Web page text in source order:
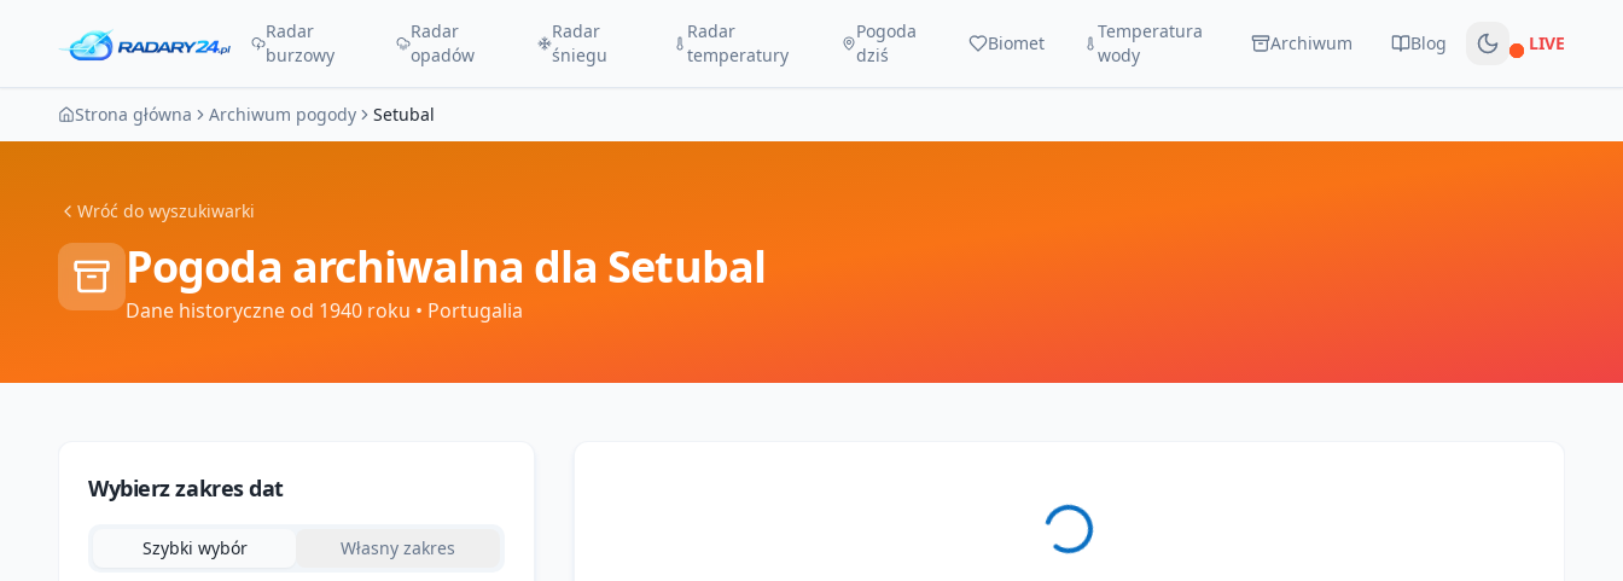
Radar
burzowy
Radar
opadów
Radar
śniegu
Radar
temperatury
Pogoda
dziś
Biomet
Temperatura
wody
Archiwum Blog Na żywo
LIVE
Strona główna Archiwum pogody Setubal
Wróć do wyszukiwarki
Pogoda archiwalna dla Setubal
Dane historyczne od 1940 roku • Portugalia
Wybierz zakres dat
Szybki wybór Własny zakres